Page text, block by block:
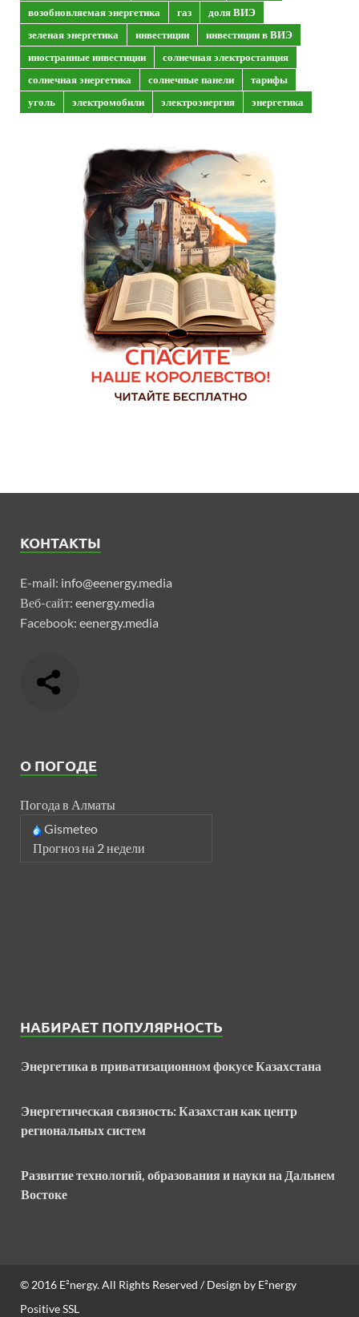
возобновляемая энергетика
газ
доля ВИЭ
зеленая энергетика
инвестиции
инвестиции в ВИЭ
иностранные инвестиции
солнечная электростанция
солнечная энергетика
солнечные панели
тарифы
уголь
электромобили электроэнергия энергетика
КОНТАКТЫ
E-mail: info@eenergy.media
Веб-сайт: eenergy.media
Facebook: eenergy.media
О ПОГОДЕ
Погода в Алматы
Gismeteo
Прогноз на 2 недели
НАБИРАЕТ ПОПУЛЯРНОСТЬ
Энергетика в приватизационном фокусе Казахстана
Энергетическая связность: Казахстан как центр
региональных систем
Развитие технологий, образования и науки на Дальнем
Востоке
© 2016 E²nergy. All Rights Reserved / Design by E²nergy
Positive SSL